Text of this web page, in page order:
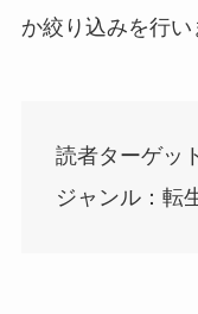
か絞り込みを行い
読者ターゲッ
ジャンル：転